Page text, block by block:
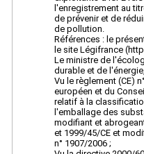
l'enregistrement au
de prévenir et de
de pollution.
Références : le
le site Légifrance
Le ministre de
durable et de l'énergie,
Vu le règlement (CE)
européen et du
relatif à la
l'emballage des
modifiant et
et 1999/45/CE et
n° 1907/2006 ;